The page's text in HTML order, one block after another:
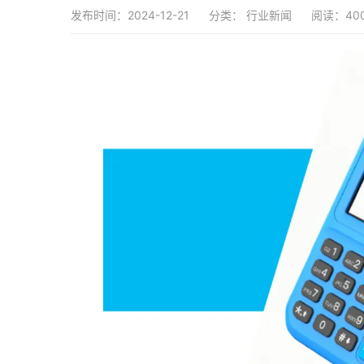
发布时间：2024-12-21 分类： 行业新闻 阅读：